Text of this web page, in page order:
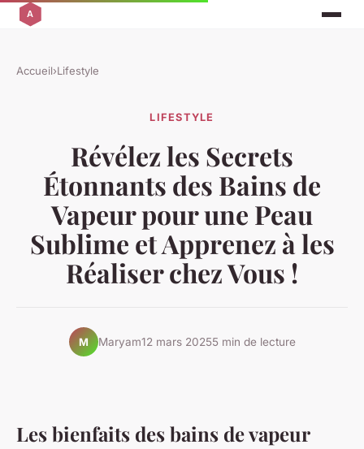
Accueil›Lifestyle
LIFESTYLE
Révélez les Secrets
Étonnants des Bains de
Vapeur pour une Peau
Sublime et Apprenez à les
Réaliser chez Vous !
M Maryam12 mars 20255 min de lecture
Les bienfaits des bains de vapeur